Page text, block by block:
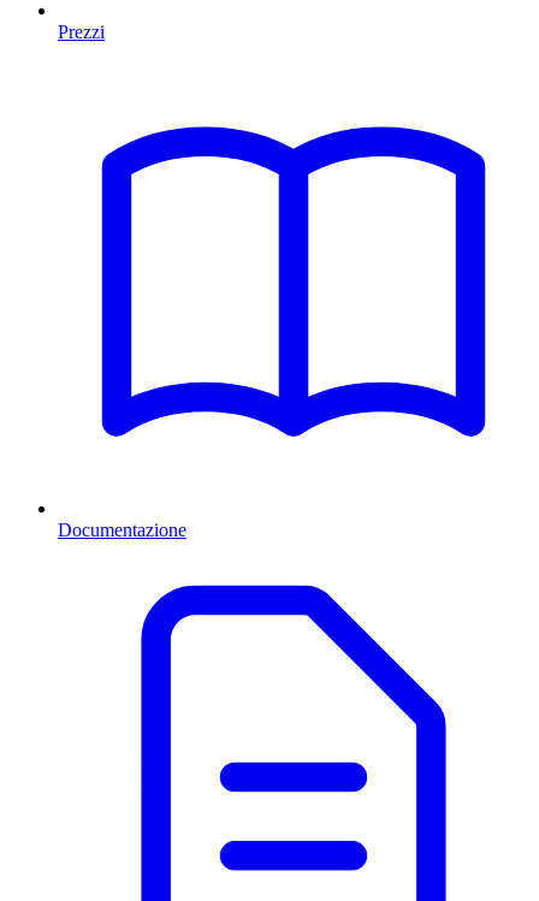
Prezzi
Documentazione